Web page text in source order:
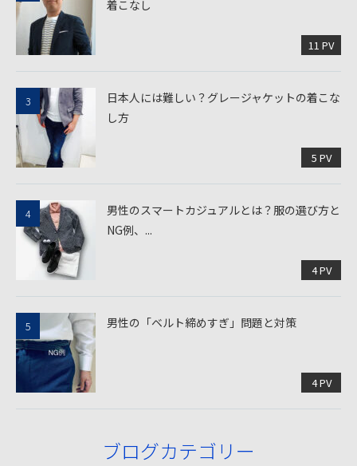
着こなし
11 PV
日本人には難しい？グレージャケットの着こな
し方
5 PV
男性のスマートカジュアルとは？服の選び方と
NG例、...
4 PV
男性の「ベルト締めすぎ」問題と対策
4 PV
ブログカテゴリー